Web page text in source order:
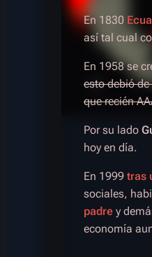
En 1830
así tal cual
En 1958 se
esto debió
que recién
Por su lado
hoy en día.
En 1999 tras
sociales,
padre y
economía